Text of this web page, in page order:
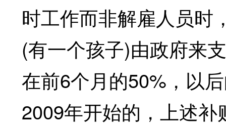
时工作而非解雇人员时
(有一个孩子)由政府来
在前6个月的50%，以
2009年开始的，上述